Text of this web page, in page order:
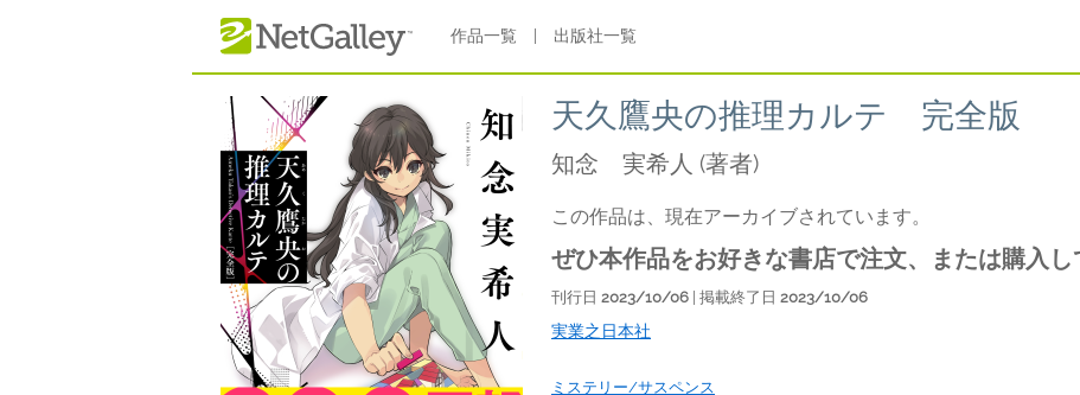
作品一覧 出版社一覧
天久鷹央の推理カルテ 完全版
知念 実希人 (著者)
この作品は、現在アーカイブされています。
ぜひ本作品をお好きな書店で注文、または購入し
刊行日 2023/10/06 | 掲載終了日 2023/10/06
実業之日本社
ミステリー/サスペンス